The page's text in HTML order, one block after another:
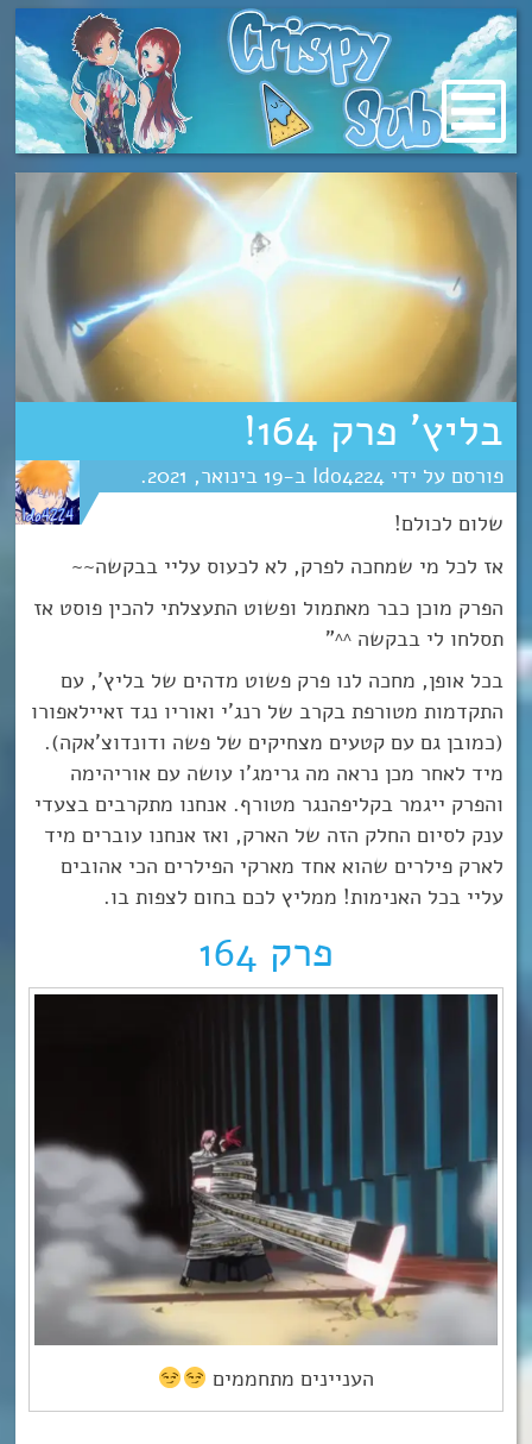
מעבר
לתוכן
בליץ’ פרק 164!
Ido4224
19 ינואר 2021
שלום לכולם!
אז לכל מי שמחכה לפרק, לא לכעוס עליי בבקשה~~
הפרק מוכן כבר מאתמול ופשוט התעצלתי להכין פוסט אז
תסלחו לי בבקשה ^^”
בכל אופן, מחכה לנו פרק פשוט מדהים של בליץ’, עם
התקדמות מטורפת בקרב של רנג’י ואוריו נגד זאיילאפורו
(כמובן גם עם קטעים מצחיקים של פשה ודונדוצ’אקה).
מיד לאחר מכן נראה מה גרימג’ו עושה עם אוריהימה
והפרק ייגמר בקליפהנגר מטורף. אנחנו מתקרבים בצעדי
ענק לסיום החלק הזה של הארק, ואז אנחנו עוברים מיד
לארק פילרים שהוא אחד מארקי הפילרים הכי אהובים
עליי בכל האנימות! ממליץ לכם בחום לצפות בו.
פרק 164
העניינים מתחממים